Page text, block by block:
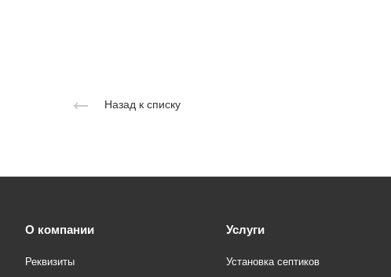
Назад к списку
О компании
Реквизиты
Услуги
Установка септиков